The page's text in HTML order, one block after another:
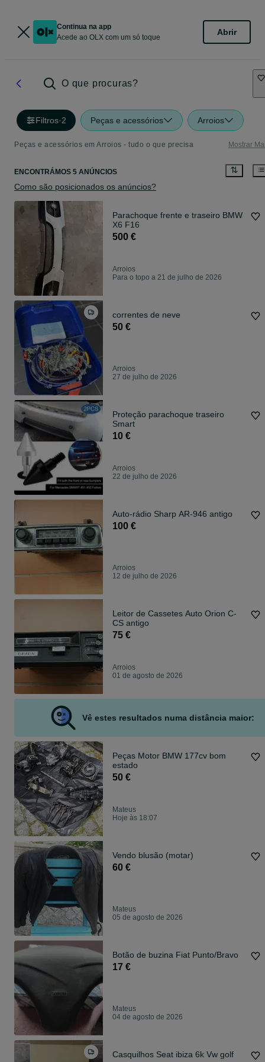
Continua na app
Acede ao OLX com um só toque
Abrir
O que procuras?
Filtros·2 Peças e acessórios Arroios
Peças e acessórios em Arroios - tudo o que precisa Mostrar
ENCONTRÁMOS 5 ANÚNCIOS
Como são posicionados os anúncios?
Parachoque frente e traseiro BMW
X6 F16
500 €
Arroios
Para o topo a 21 de julho de 2026
correntes de neve
50 €
Arroios
27 de julho de 2026
Proteção parachoque traseiro
Smart
10 €
Arroios
22 de julho de 2026
Auto-rádio Sharp AR-946 antigo
100 €
Arroios
12 de julho de 2026
Leitor de Cassetes Auto Orion C-
CS antigo
75 €
Arroios
01 de agosto de 2026
Vê estes resultados numa distância maior:
Peças Motor BMW 177cv bom
estado
50 €
Mateus
Hoje às 18:07
Vendo blusão (motar)
60 €
Mateus
05 de agosto de 2026
Botão de buzina Fiat Punto/Bravo
17 €
Mateus
04 de agosto de 2026
Casquilhos Seat ibiza 6k Vw golf